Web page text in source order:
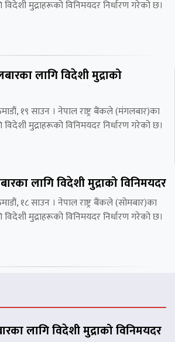
विदेशी मुद्राहरूको विनिमयदर निर्धारण गरेको छ।
लागि विदेशी मुद्राको
१९ साउन । नेपाल राष्ट्र बैंकले (मंगलबार)का
विदेशी मुद्राहरूको विनिमयदर निर्धारण गरेको छ।
लागि विदेशी मुद्राको विनिमयदर
१८ साउन । नेपाल राष्ट्र बैंकले (सोमबार)का
विदेशी मुद्राहरूको विनिमयदर निर्धारण गरेको छ।
लागि विदेशी मुद्राको विनिमयदर